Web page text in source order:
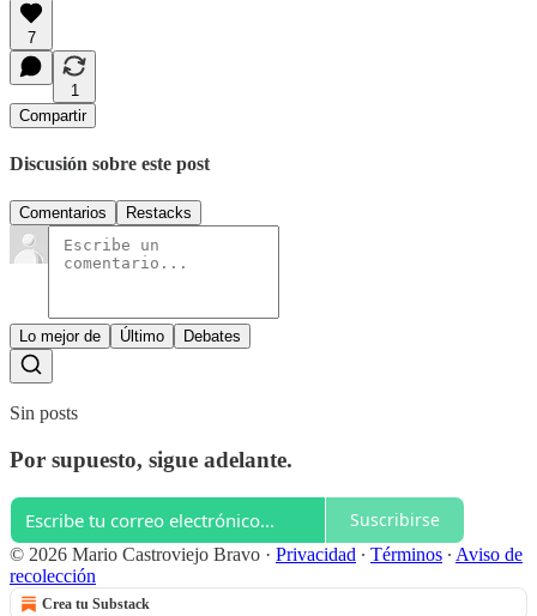
7
1
Compartir
Discusión sobre este post
Comentarios Restacks
Lo mejor de Último Debates
Sin posts
Por supuesto, sigue adelante.
Suscribirse
© 2026 Mario Castroviejo Bravo · Privacidad ∙ Términos ∙ Aviso de
recolección
Crea tu Substack